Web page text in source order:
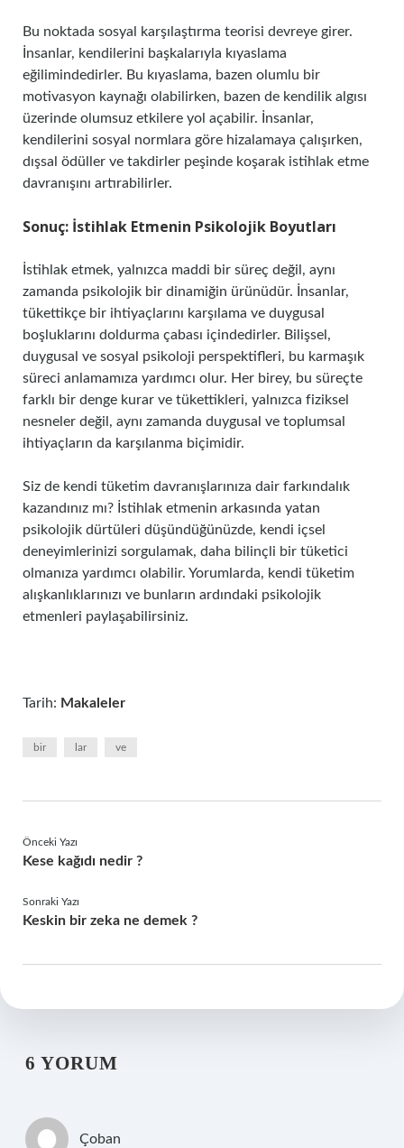
Bu noktada sosyal karşılaştırma teorisi devreye girer.
İnsanlar, kendilerini başkalarıyla kıyaslama
eğilimindedirler. Bu kıyaslama, bazen olumlu bir
motivasyon kaynağı olabilirken, bazen de kendilik algısı
üzerinde olumsuz etkilere yol açabilir. İnsanlar,
kendilerini sosyal normlara göre hizalamaya çalışırken,
dışsal ödüller ve takdirler peşinde koşarak istihlak etme
davranışını artırabilirler.
Sonuç: İstihlak Etmenin Psikolojik Boyutları
İstihlak etmek, yalnızca maddi bir süreç değil, aynı
zamanda psikolojik bir dinamiğin ürünüdür. İnsanlar,
tükettikçe bir ihtiyaçlarını karşılama ve duygusal
boşluklarını doldurma çabası içindedirler. Bilişsel,
duygusal ve sosyal psikoloji perspektifleri, bu karmaşık
süreci anlamamıza yardımcı olur. Her birey, bu süreçte
farklı bir denge kurar ve tükettikleri, yalnızca fiziksel
nesneler değil, aynı zamanda duygusal ve toplumsal
ihtiyaçların da karşılanma biçimidir.
Siz de kendi tüketim davranışlarınıza dair farkındalık
kazandınız mı? İstihlak etmenin arkasında yatan
psikolojik dürtüleri düşündüğünüzde, kendi içsel
deneyimlerinizi sorgulamak, daha bilinçli bir tüketici
olmanıza yardımcı olabilir. Yorumlarda, kendi tüketim
alışkanlıklarınızı ve bunların ardındaki psikolojik
etmenleri paylaşabilirsiniz.
Tarih: Makaleler
bir lar ve
Önceki Yazı
Kese kağıdı nedir ?
Sonraki Yazı
Keskin bir zeka ne demek ?
6 YORUM
Çoban